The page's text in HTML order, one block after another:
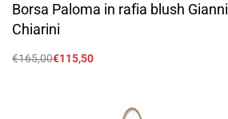
Borsa Paloma in rafia blush Gianni
Chiarini
€165,00€115,50